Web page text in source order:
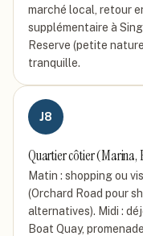
marché local, retour
supplémentaire à
Reserve (petite
tranquille.
J8
Quartier côtier (Marina,
Matin : shopping ou
(Orchard Road pour
alternatives). Midi :
Boat Quay,